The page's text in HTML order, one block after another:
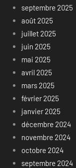
septembre 2025
août 2025
juillet 2025
juin 2025
mai 2025
avril 2025
mars 2025
février 2025
janvier 2025
décembre 2024
novembre 2024
octobre 2024
septembre 2024